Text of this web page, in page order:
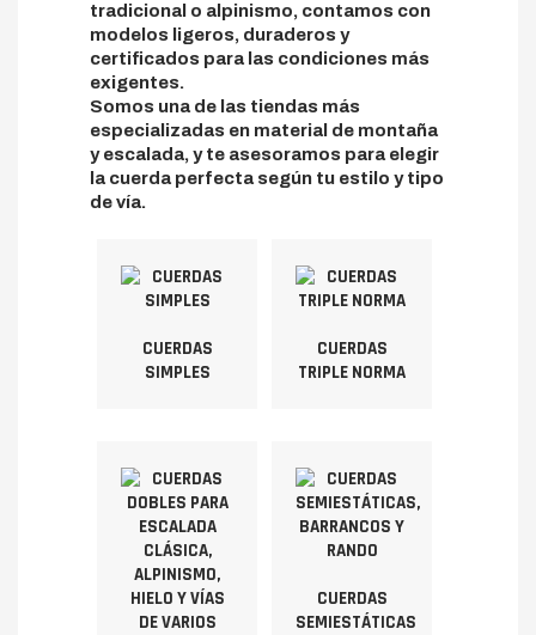
tradicional o alpinismo, contamos con
modelos ligeros, duraderos y
certificados para las condiciones más
exigentes.
Somos una de las tiendas más
especializadas en material de montaña
y escalada, y te asesoramos para elegir
la cuerda perfecta según tu estilo y tipo
de vía.
CUERDAS
SIMPLES
CUERDAS
TRIPLE NORMA
CUERDAS
SEMIESTÁTICAS